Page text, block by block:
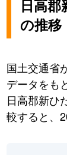
日高
の推移
国土交通省
データをも
日高郡新ひ
較すると、